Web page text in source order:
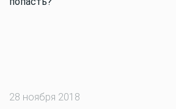
28 ноября 2018